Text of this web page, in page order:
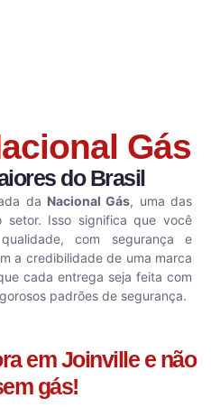
Gás
do Brasil
da Nacional Gás, uma das
setor. Isso significa que você
com segurança e
a credibilidade de uma marca
cada entrega seja feita com
padrões de segurança.
em Joinville e não
gás!